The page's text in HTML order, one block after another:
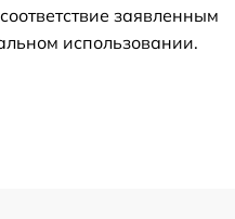
заявленным
использовании.